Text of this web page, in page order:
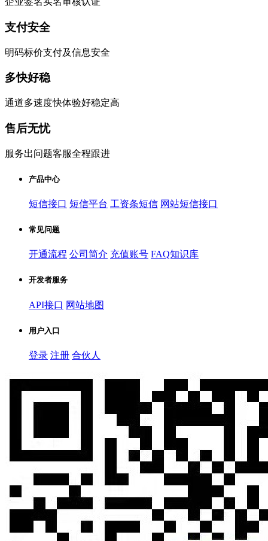
支付安全
明码标价支付及信息安全
多快好稳
通道多速度快体验好稳定高
售后无忧
服务出问题客服全程跟进
产品中心
短信接口 短信平台 工资条短信 网站短信接口
常见问题
开通流程 公司简介 充值账号 FAQ知识库
开发者服务
API接口 网站地图
用户入口
登录 注册 合伙人